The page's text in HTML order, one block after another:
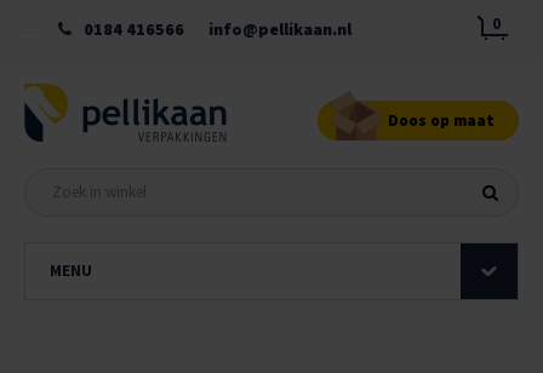
0184 416566 info@pellikaan.nl 0
Doos op maat
MENU